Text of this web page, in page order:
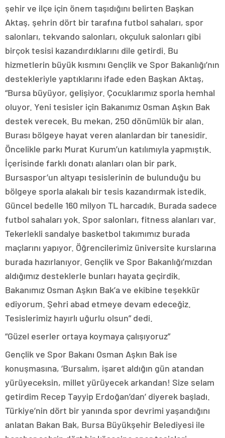
şehir ve ilçe için önem taşıdığını belirten Başkan
Aktaş, şehrin dört bir tarafına futbol sahaları, spor
salonları, tekvando salonları, okçuluk salonları gibi
birçok tesisi kazandırdıklarını dile getirdi. Bu
hizmetlerin büyük kısmını Gençlik ve Spor Bakanlığı’nın
destekleriyle yaptıklarını ifade eden Başkan Aktaş,
“Bursa büyüyor, gelişiyor. Çocuklarımız sporla hemhal
oluyor. Yeni tesisler için Bakanımız Osman Aşkın Bak
destek verecek. Bu mekan, 250 dönümlük bir alan.
Burası bölgeye hayat veren alanlardan bir tanesidir.
Öncelikle parkı Murat Kurum’un katılımıyla yapmıştık.
İçerisinde farklı donatı alanları olan bir park.
Bursaspor’un altyapı tesislerinin de bulunduğu bu
bölgeye sporla alakalı bir tesis kazandırmak istedik.
Güncel bedelle 160 milyon TL harcadık. Burada sadece
futbol sahaları yok. Spor salonları, fitness alanları var.
Tekerlekli sandalye basketbol takımımız burada
maçlarını yapıyor. Öğrencilerimiz üniversite kurslarına
burada hazırlanıyor. Gençlik ve Spor Bakanlığı’mızdan
aldığımız desteklerle bunları hayata geçirdik.
Bakanımız Osman Aşkın Bak’a ve ekibine teşekkür
ediyorum. Şehri abad etmeye devam edeceğiz.
Tesislerimiz hayırlı uğurlu olsun” dedi.
“Güzel eserler ortaya koymaya çalışıyoruz”
Gençlik ve Spor Bakanı Osman Aşkın Bak ise
konuşmasına, ‘Bursalım, işaret aldığın gün atandan
yürüyeceksin, millet yürüyecek arkandan! Size selam
getirdim Recep Tayyip Erdoğan’dan’ diyerek başladı.
Türkiye’nin dört bir yanında spor devrimi yaşandığını
anlatan Bakan Bak, Bursa Büyükşehir Belediyesi ile